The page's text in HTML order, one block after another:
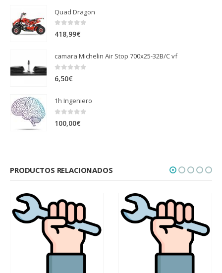
Quad Dragon
0 out of 5
418,99€
camara Michelin Air Stop 700x25-32B/C vf
0 out of 5
6,50€
1h Ingeniero
0 out of 5
100,00€
PRODUCTOS RELACIONADOS